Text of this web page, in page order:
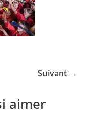
Suivant →
aimer